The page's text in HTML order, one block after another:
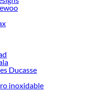
son factores importantes al
ello contamos con una amplia
Maquinaria de jardín. De esta
excelencia y satisfacción
Ducasse
inoxidable